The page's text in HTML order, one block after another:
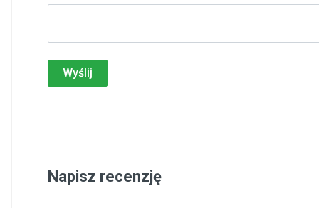
Wyślij
Napisz recenzję